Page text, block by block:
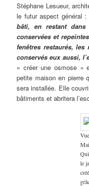
Stéphane Lesueur,
le futur aspect général :
bâti, en restant
conservées et
fenêtres restaurés,
conservés eux aussi,
« créer une osmose »
petite maison en pierre
sera installée. Elle
bâtiments et abritera
le